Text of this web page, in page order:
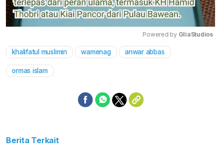
Powered by GliaStudios
khalifatul muslimin wamenag anwar abbas
ormas islam
Berita Terkait